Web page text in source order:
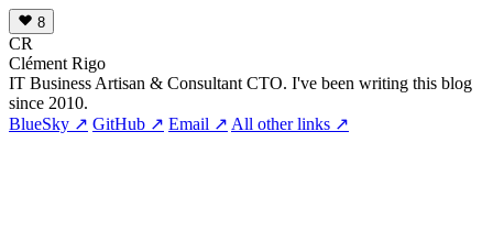
8
CR
Clément Rigo
IT Business Artisan & Consultant CTO. I've been writing this blog
since 2010.
BlueSky ↗ GitHub ↗ Email ↗ All other links ↗